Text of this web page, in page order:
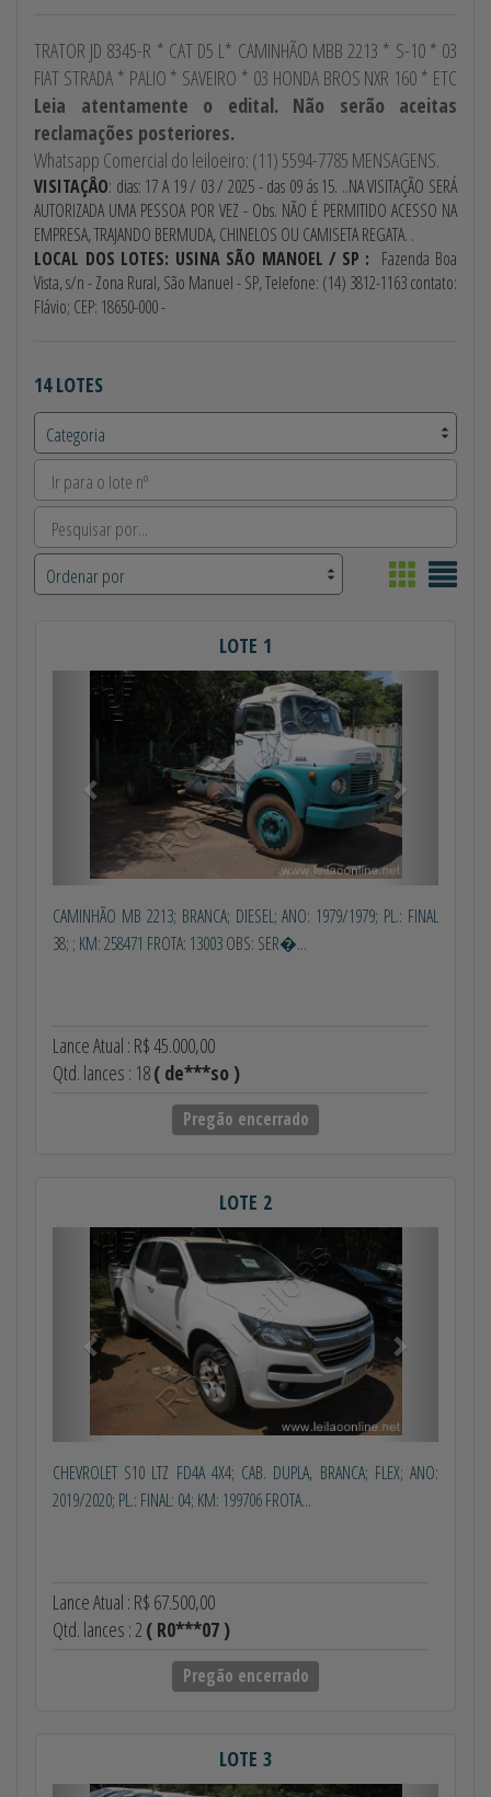
TRATOR JD 8345-R * CAT D5 L* CAMINHÃO MBB 2213 * S-10 * 03
FIAT STRADA * PALIO * SAVEIRO * 03 HONDA BROS NXR 160 * ETC
Leia atentamente o edital. Não serão aceitas
reclamações posteriores.
Whatsapp Comercial do leiloeiro: (11) 5594-7785 MENSAGENS.
VISITAÇÂO: dias: 17 A 19 / 03 / 2025 - das 09 ás 15. ..NA VISITAÇÃO SERÁ
AUTORIZADA UMA PESSOA POR VEZ - Obs. NÃO É PERMITIDO ACESSO NA
EMPRESA, TRAJANDO BERMUDA, CHINELOS OU CAMISETA REGATA. .
LOCAL DOS LOTES: USINA SÃO MANOEL / SP : Fazenda Boa
Vista, s/n - Zona Rural, São Manuel - SP, Telefone: (14) 3812-1163 contato:
Flávio; CEP: 18650-000 -
14 LOTES
LOTE 1
Anterior
CAMINHÃO MB 2213; BRANCA; DIESEL; ANO: 1979/1979; PL.: FINAL
38; ; KM: 258471 FROTA: 13003 OBS: SER�...
Lance Atual : R$ 45.000,00
Qtd. lances : 18( de***so )
Pregão encerrado
LOTE 2
Anterior
CHEVROLET S10 LTZ FD4A 4X4; CAB. DUPLA, BRANCA; FLEX; ANO:
2019/2020; PL.: FINAL: 04; KM: 199706 FROTA...
Lance Atual : R$ 67.500,00
Qtd. lances : 2 ( R0***07 )
Pregão encerrado
LOTE 3